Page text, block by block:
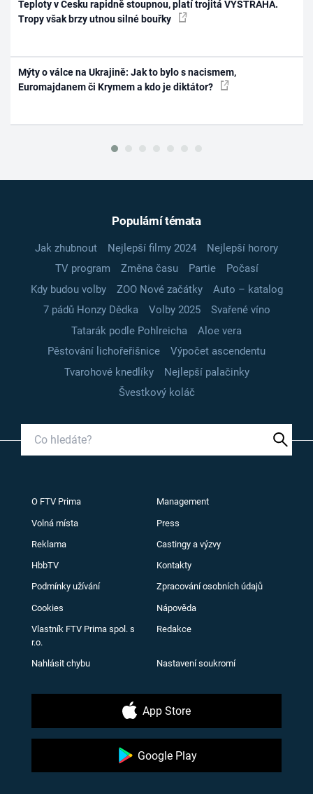
Teploty v Česku rapidně stoupnou, platí trojitá VÝSTRAHA.
Tropy však brzy utnou silné bouřky
Mýty o válce na Ukrajině: Jak to bylo s nacismem,
Euromajdanem či Krymem a kdo je diktátor?
Populární témata
Jak zhubnout Nejlepší filmy 2024
Nejlepší horory
TV program
Změna času Partie
Počasí
Kdy budou volby
ZOO Nové začátky
Auto – katalog
7 pádů Honzy Dědka
Volby 2025
Svařené víno
Tatarák podle Pohlreicha
Aloe vera
Pěstování lichořeřišnice
Výpočet ascendentu
Tvarohové knedlíky
Nejlepší palačinky
Švestkový koláč
O FTV Prima Management
Volná místa Press
Reklama Castingy a výzvy
HbbTV Kontakty
Podmínky užívání Zpracování osobních údajů
Cookies Nápověda
Vlastník FTV Prima spol. s
r.o.
Redakce
Nahlásit chybu Nastavení soukromí
App Store
Google Play